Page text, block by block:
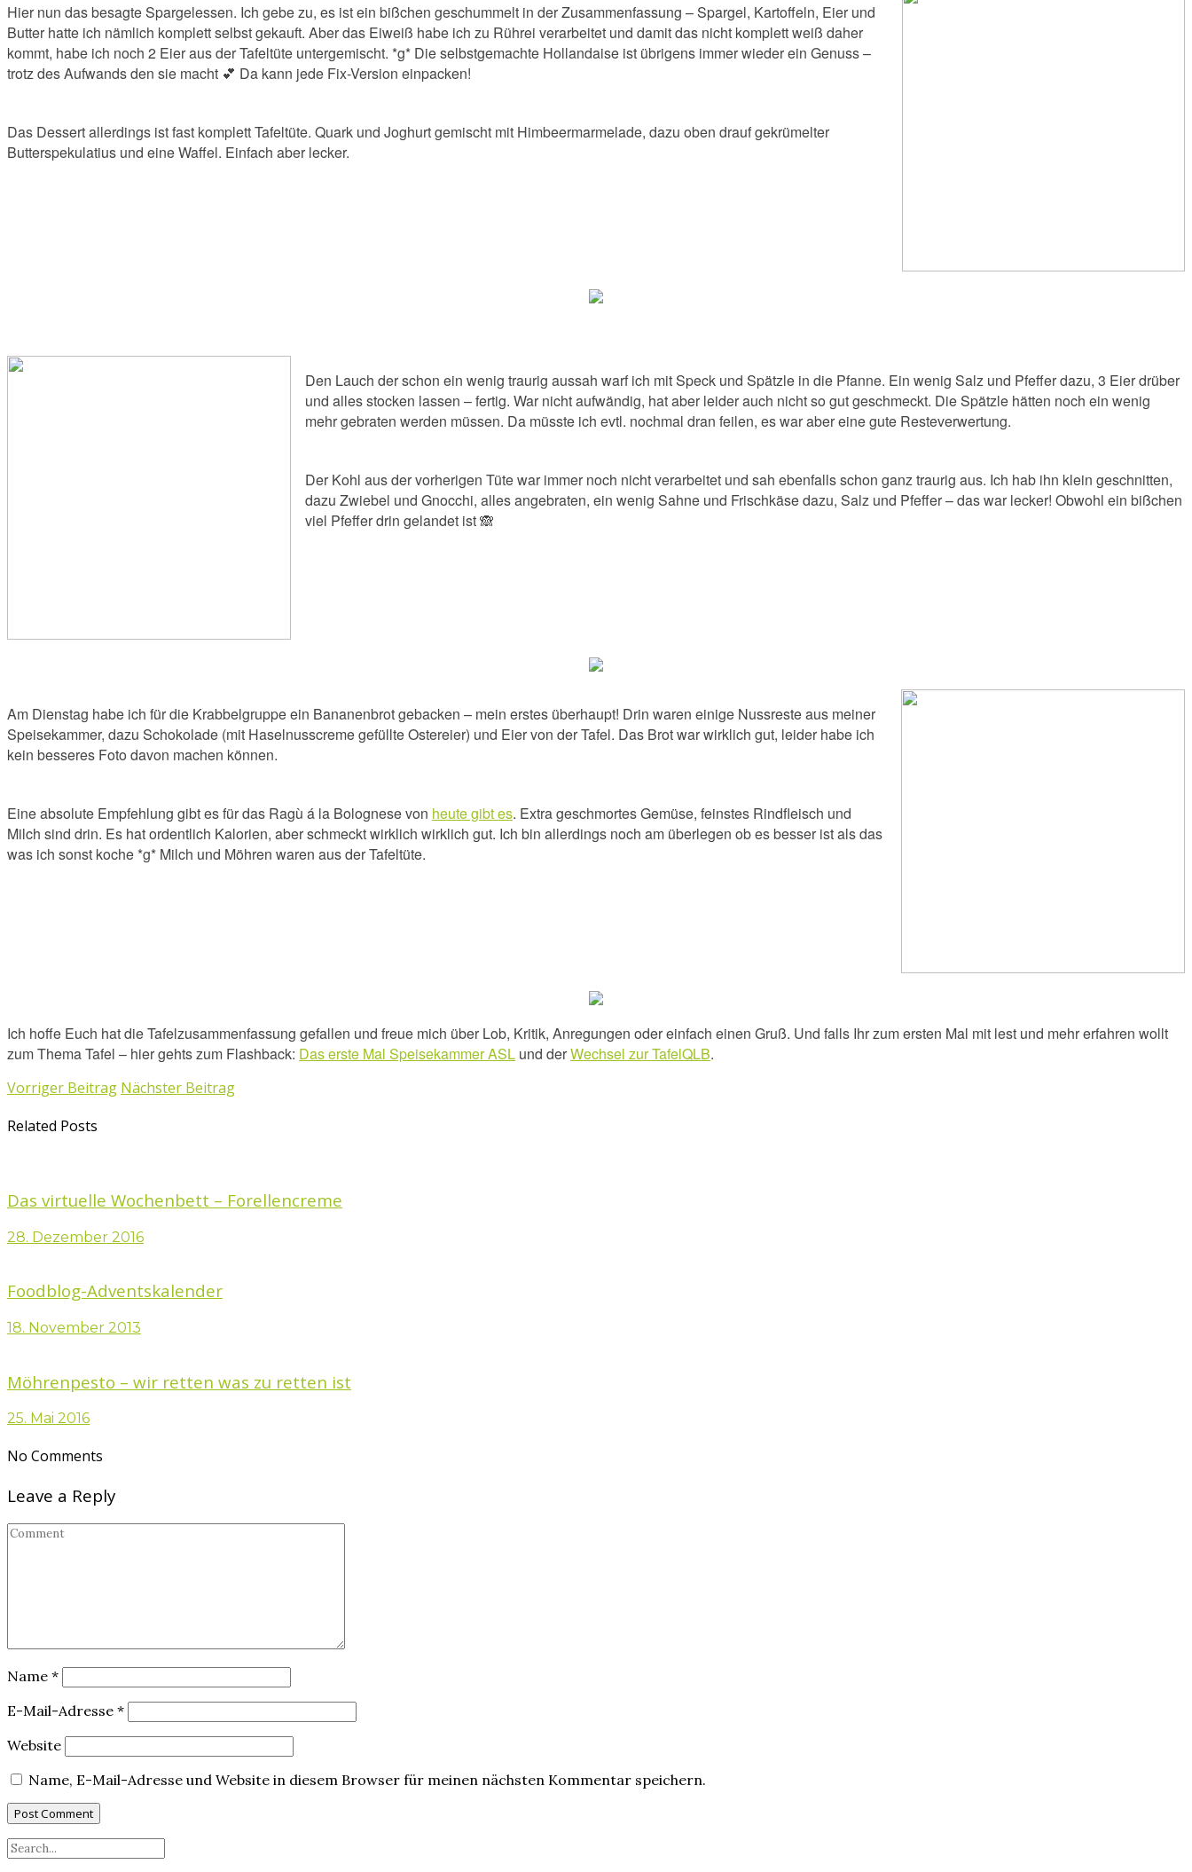
Hier nun das besagte Spargelessen. Ich gebe zu, es ist ein bißchen geschummelt in der Zusammenfassung – Spargel, Kartoffeln, Eier und
Butter hatte ich nämlich komplett selbst gekauft. Aber das Eiweiß habe ich zu Rührei verarbeitet und damit das nicht komplett weiß daher
kommt, habe ich noch 2 Eier aus der Tafeltüte untergemischt. *g* Die selbstgemachte Hollandaise ist übrigens immer wieder ein Genuss –
trotz des Aufwands den sie macht 💕 Da kann jede Fix-Version einpacken!
Das Dessert allerdings ist fast komplett Tafeltüte. Quark und Joghurt gemischt mit Himbeermarmelade, dazu oben drauf gekrümelter
Butterspekulatius und eine Waffel. Einfach aber lecker.
Den Lauch der schon ein wenig traurig aussah warf ich mit Speck und Spätzle in die Pfanne. Ein wenig Salz und Pfeffer dazu, 3 Eier drüber
und alles stocken lassen – fertig. War nicht aufwändig, hat aber leider auch nicht so gut geschmeckt. Die Spätzle hätten noch ein wenig
mehr gebraten werden müssen. Da müsste ich evtl. nochmal dran feilen, es war aber eine gute Resteverwertung.
Der Kohl aus der vorherigen Tüte war immer noch nicht verarbeitet und sah ebenfalls schon ganz traurig aus. Ich hab ihn klein geschnitten,
dazu Zwiebel und Gnocchi, alles angebraten, ein wenig Sahne und Frischkäse dazu, Salz und Pfeffer – das war lecker! Obwohl ein bißchen
viel Pfeffer drin gelandet ist 🙈
Am Dienstag habe ich für die Krabbelgruppe ein Bananenbrot gebacken – mein erstes überhaupt! Drin waren einige Nussreste aus meiner
Speisekammer, dazu Schokolade (mit Haselnusscreme gefüllte Ostereier) und Eier von der Tafel. Das Brot war wirklich gut, leider habe ich
kein besseres Foto davon machen können.
Eine absolute Empfehlung gibt es für das Ragù á la Bolognese von heute gibt es. Extra geschmortes Gemüse, feinstes Rindfleisch und
Milch sind drin. Es hat ordentlich Kalorien, aber schmeckt wirklich wirklich gut. Ich bin allerdings noch am überlegen ob es besser ist als das
was ich sonst koche *g* Milch und Möhren waren aus der Tafeltüte.
Ich hoffe Euch hat die Tafelzusammenfassung gefallen und freue mich über Lob, Kritik, Anregungen oder einfach einen Gruß. Und falls Ihr zum ersten Mal mit lest und mehr erfahren wollt
zum Thema Tafel – hier gehts zum Flashback: Das erste Mal Speisekammer ASL und derWechsel zur TafelQLB.
Vorriger Beitrag Nächster Beitrag
Related Posts
Das virtuelle Wochenbett – Forellencreme
28. Dezember 2016
Foodblog-Adventskalender
18. November 2013
Möhrenpesto – wir retten was zu retten ist
25. Mai 2016
No Comments
Leave a Reply
Name *
E-Mail-Adresse *
Website
Name, E-Mail-Adresse und Website in diesem Browser für meinen nächsten Kommentar speichern.